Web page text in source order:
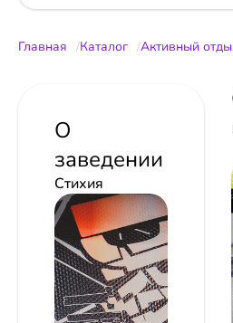
Главная Каталог Активный
О
заведении
Стихия